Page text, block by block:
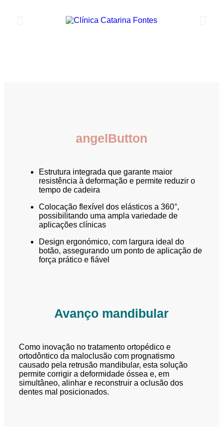
angelButton
Estrutura integrada que garante maior
resistência à deformação e permite reduzir o
tempo de cadeira
Colocação flexível dos elásticos a 360°,
possibilitando uma ampla variedade de
aplicações clínicas
Design ergonómico, com largura ideal do
botão, assegurando um ponto de aplicação de
força prático e fiável
Avanço mandibular
Como inovação no tratamento ortopédico e
ortodôntico da maloclusão com prognatismo
causado pela retrusão mandibular, esta solução
permite corrigir a deformidade óssea e, em
simultâneo, alinhar e reconstruir a oclusão dos
dentes mal posicionados.